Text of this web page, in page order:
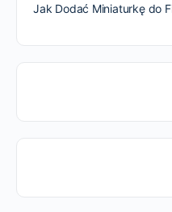
Jak Dodać Miniaturkę do